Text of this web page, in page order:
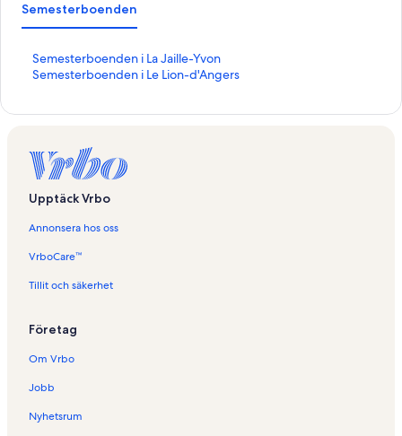
Semesterboenden
Semesterboenden i La Jaille-Yvon
L
ä
l
i
a
n
ö
e
e
s
e
Semesterboenden i Le Lion-d'Angers
L
i
s
d
a
f
S
m
e
t
Upptäck Vrbo
Annonsera hos oss
VrboCare™
Tillit och säkerhet
Företag
Om Vrbo
Jobb
Nyhetsrum